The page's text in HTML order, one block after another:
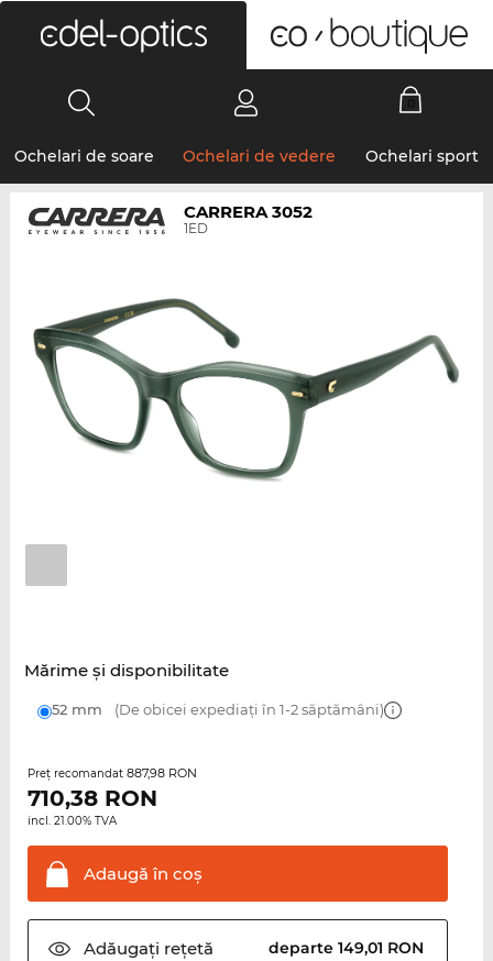
Ochelari de soare Ochelari de vedere Ochelari sport
CARRERA 3052
1ED
Mărime şi disponibilitate
52 mm (De obicei expediați în 1-2 săptămâni)
Preţ recomandat 887,98 RON
710,38RON
incl. 21.00% TVA
Adaugă în coş
Adăugați rețetă departe 149,01 RON